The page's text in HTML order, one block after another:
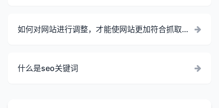
如何对网站进行调整，才能使网站更加符合抓取规
什么是seo关键词